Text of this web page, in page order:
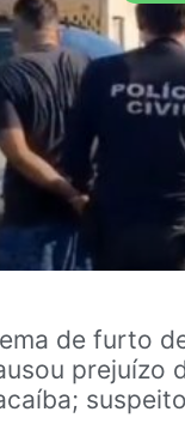
de furto
prejuízo